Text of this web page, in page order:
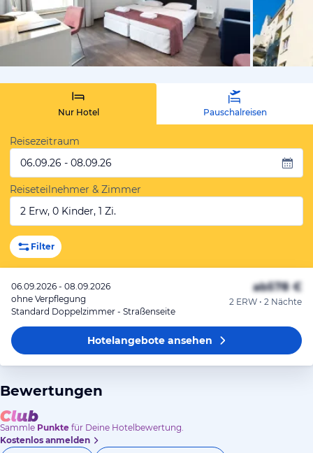
vom
Nur Hotel Pauschalreisen
Reisezeitraum
06.09.26 - 08.09.26
Reiseteilnehmer & Zimmer
2 Erw, 0 Kinder, 1 Zi.
Filter
06.09.2026 - 08.09.2026
ohne Verpflegung
Standard Doppelzimmer - Straßenseite
ab578 €
2 ERW • 2 Nächte
Hotelangeboteansehen
Bewertungen
Sammle Punkte für Deine Hotelbewertung.
Kostenlos anmelden